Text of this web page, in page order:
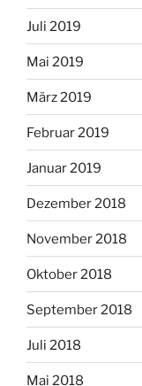
Juli 2019
Mai 2019
März 2019
Februar 2019
Januar 2019
Dezember 2018
November 2018
Oktober 2018
September 2018
Juli 2018
Mai 2018